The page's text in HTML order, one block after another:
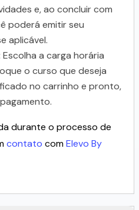
e, ao concluir com
poderá emitir seu
aplicável.
Escolha a carga horária
o curso que deseja
no carrinho e pronto,
durante o processo de
contato comElevo By